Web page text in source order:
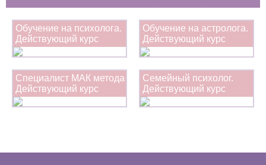
Обучение на психолога.
Действующий курс
Обучение на астролога.
Действующий курс
Специалист МАК метода
Действующий курс
Семейный психолог.
Действующий курс